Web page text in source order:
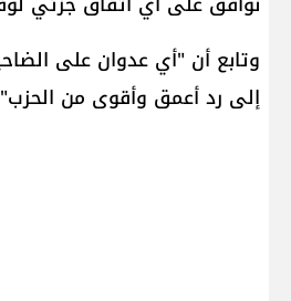
وتابع أن "أي عدوان على
إلى رد أعمق وأقوى من